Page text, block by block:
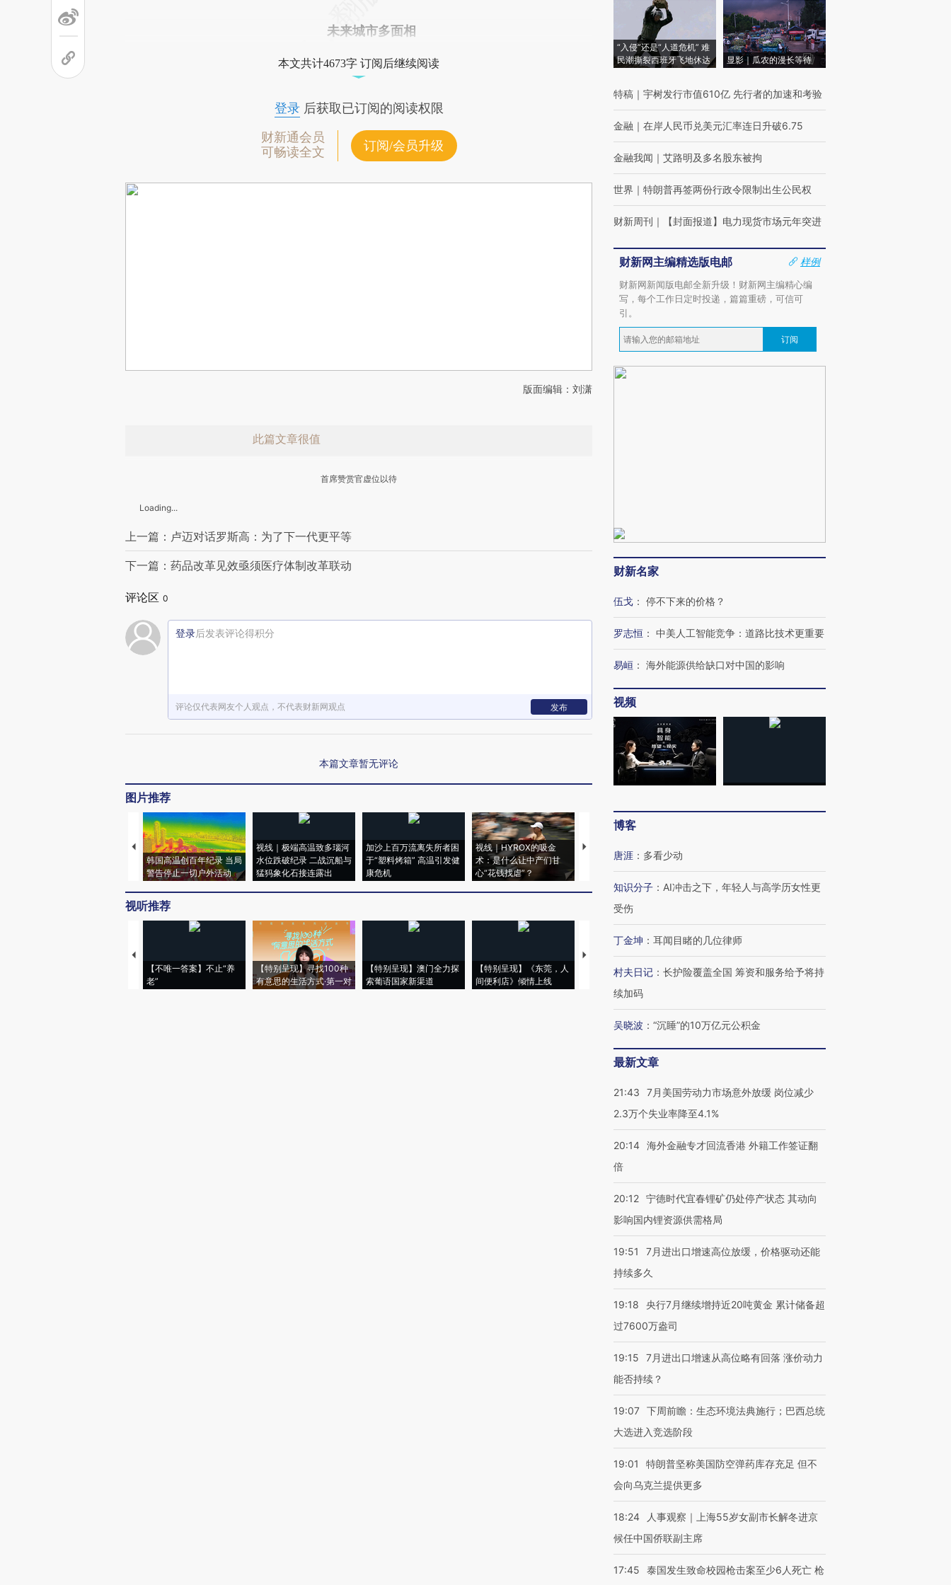
未来城市多面相
本文共计4673字 订阅后继续阅读
登录后获取已订阅的阅读权限
财新通会员
可畅读全文
订阅/会员升级
版面编辑：刘潇
此篇文章很值
首席赞赏官虚位以待
Loading...
上一篇：卢迈对话罗斯高：为了下一代更平等
下一篇：药品改革见效亟须医疗体制改革联动
评论区 0
登录后发表评论得积分
评论仅代表网友个人观点，不代表财新网观点 发布
本篇文章暂无评论
图片推荐
韩国高温创百年纪录 当局
警告停止一切户外活动
视线｜极端高温致多瑙河
水位跌破纪录 二战沉船与
猛犸象化石接连露出
加沙上百万流离失所者困
于“塑料烤箱” 高温引发健
康危机
视线｜HYROX的吸金
术：是什么让中产们甘
心“花钱找虐”？
马航飞行员跨国走私7万
粒摇头丸 尿检体内含3种
育部长拱下台
飞地休达
视听推荐
【不唯一答案】不止“养
老”
【特别呈现】寻找100种
有意思的生活方式·第一对
【特别呈现】澳门全力探
索葡语国家新渠道
【特别呈现】《东莞，人
间便利店》倾情上线
【推广】走进第四届链博
会，让数智科技“链”接产
【特别呈现】寻找100种
【商旅对话】华住集团
CFO：不靠规模取胜，华
“入侵”还是“人道危机” 难
民潮撕裂西班牙飞地休达
显影｜瓜农的漫长等待
特稿 ｜ 宇树发行市值610亿 先行者的加速和考验
金融 ｜ 在岸人民币兑美元汇率连日升破6.75
金融我闻 ｜ 艾路明及多名股东被拘
世界 ｜ 特朗普再签两份行政令限制出生公民权
财新周刊 ｜ 【封面报道】电力现货市场元年突进
财新网主编精选版电邮
样例
财新网新闻版电邮全新升级！财新网主编精心编
写，每个工作日定时投递，篇篇重磅，可信可
引。
订阅
财新名家
伍戈 ： 停不下来的价格？
罗志恒 ： 中美人工智能竞争：道路比技术更重要
易峘 ： 海外能源供给缺口对中国的影响
视频
博客
唐涯 ： 多看少动
知识分子 ： AI冲击之下，年轻人与高学历女性更
受伤
丁金坤 ： 耳闻目睹的几位律师
村夫日记 ： 长护险覆盖全国 筹资和服务给予将持
续加码
吴晓波 ： “沉睡”的10万亿元公积金
最新文章
21:43
7月美国劳动力市场意外放缓 岗位减少
2.3万个失业率降至4.1%
20:14 海外金融专才回流香港 外籍工作签证翻
倍
20:12 宁德时代宜春锂矿仍处停产状态 其动向
影响国内锂资源供需格局
19:51
7月进出口增速高位放缓，价格驱动还能
持续多久
19:18
央行7月继续增持近20吨黄金 累计储备超
过7600万盎司
19:15
7月进出口增速从高位略有回落 涨价动力
能否持续？
19:07 下周前瞻：生态环境法典施行；巴西总统
大选进入竞选阶段
19:01
特朗普坚称美国防空弹药库存充足 但不
会向乌克兰提供更多
18:24
人事观察｜上海55岁女副市长解冬进京
候任中国侨联副主席
17:45 泰国发生致命校园枪击案至少6人死亡 枪